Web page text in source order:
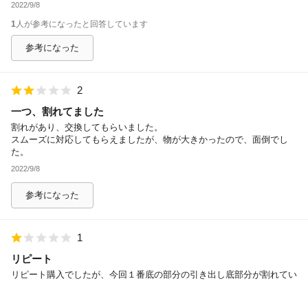
2022/9/8
1人が参考になったと回答しています
参考になった
2
一つ、割れてました
割れがあり、交換してもらいました。
スムーズに対応してもらえましたが、物が大きかったので、面倒でし
た。
2022/9/8
参考になった
1
リピート
リピート購入でしたが、今回１番底の部分の引き出し底部分が割れてい